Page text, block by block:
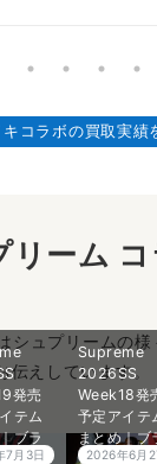
コラボの買取実績
リーム
シュプリームの
えしています。
発売
テム
ブラ
買取
7月3日
Supreme
2026SS
Week18発
予定アイテ
まとめ｜ブ
ンド古着買
2026年6月